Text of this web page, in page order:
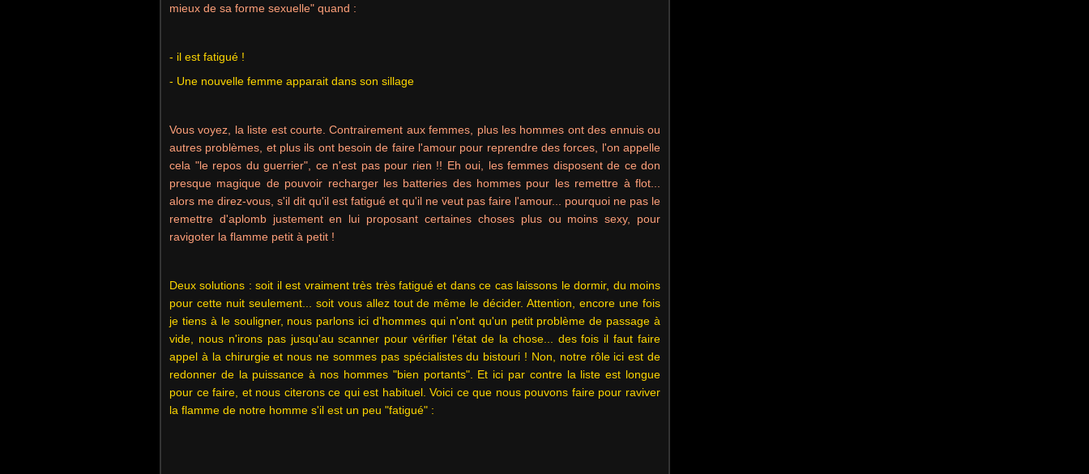
mieux de sa forme sexuelle" quand :
- il est fatigué !
- Une nouvelle femme apparait dans son sillage
Vous voyez, la liste est courte. Contrairement aux femmes, plus les hommes ont des ennuis ou
autres problèmes, et plus ils ont besoin de faire l'amour pour reprendre des forces, l'on appelle
cela "le repos du guerrier", ce n'est pas pour rien !! Eh oui, les femmes disposent de ce don
presque magique de pouvoir recharger les batteries des hommes pour les remettre à flot...
alors me direz-vous, s'il dit qu'il est fatigué et qu'il ne veut pas faire l'amour... pourquoi ne pas le
remettre d'aplomb justement en lui proposant certaines choses plus ou moins sexy, pour
ravigoter la flamme petit à petit !
Deux solutions : soit il est vraiment très très fatigué et dans ce cas laissons le dormir, du moins
pour cette nuit seulement... soit vous allez tout de même le décider. Attention, encore une fois
je tiens à le souligner, nous parlons ici d'hommes qui n'ont qu'un petit problème de passage à
vide, nous n'irons pas jusqu'au scanner pour vérifier l'état de la chose... des fois il faut faire
appel à la chirurgie et nous ne sommes pas spécialistes du bistouri ! Non, notre rôle ici est de
redonner de la puissance à nos hommes "bien portants". Et ici par contre la liste est longue
pour ce faire, et nous citerons ce qui est habituel. Voici ce que nous pouvons faire pour raviver
la flamme de notre homme s'il est un peu "fatigué" :